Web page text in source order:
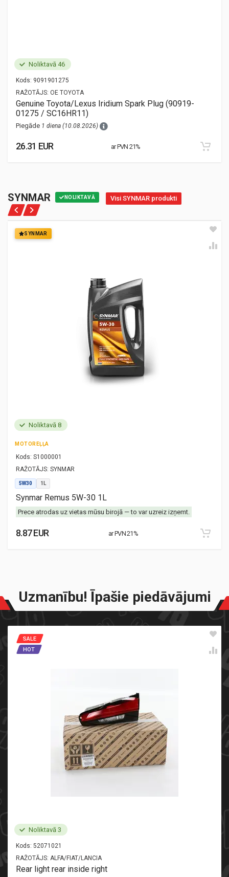
Noliktavā 46
Kods: 9091901275
RAŽOTĀJS: OE TOYOTA
Genuine Toyota/Lexus Iridium Spark Plug (90919-
01275 / SC16HR11)
Piegāde 1 diena (10.08.2026)
26.31 EUR ar PVN 21%
SYNMAR NOLIKTAVĀ Visi SYNMAR produkti
SYNMAR
Noliktavā 8
MOTOREĻĻA
Kods: S1000001
RAŽOTĀJS: SYNMAR
5W30 1L
Synmar Remus 5W-30 1L
Prece atrodas uz vietas mūsu birojā — to var uzreiz izņemt.
8.87 EUR ar PVN 21%
Uzmanību! Īpašie piedāvājumi
Noliktavā 3
Kods: 52071021
RAŽOTĀJS: ALFA/FIAT/LANCIA
SALE
HOT
Rear light rear inside right